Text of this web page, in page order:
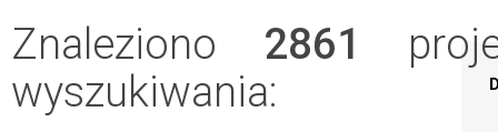
Znaleziono 2861
wyszukiwania: